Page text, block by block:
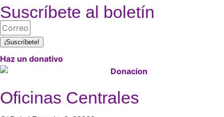
Suscríbete al boletín
¡Suscríbete!
Haz un donativo
Oficinas Centrales